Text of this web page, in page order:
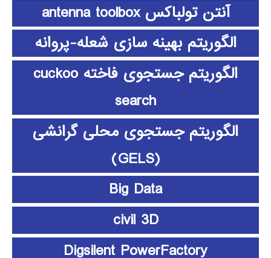
آنتن تولباکس antenna toolbox
الگوریتم بهینه سازی شعله-پروانه
الگوریتم جستجوی فاخته cuckoo
search
الگوریتم جستجوی محلی گرانشی
(GELS)
Big Data
civil 3D
Digsilent PowerFactory